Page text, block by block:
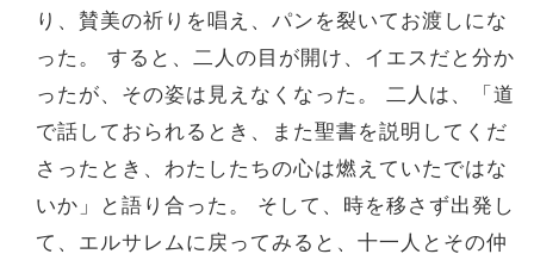
り、賛美の祈りを唱え、パンを裂いてお渡しにな
った。 すると、二人の目が開け、イエスだと分か
ったが、その姿は見えなくなった。 二人は、「道
で話しておられるとき、また聖書を説明してくだ
さったとき、わたしたちの心は燃えていたではな
いか」と語り合った。 そして、時を移さず出発し
て、エルサレムに戻ってみると、十一人とその仲